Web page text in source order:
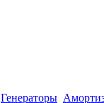
Генераторы